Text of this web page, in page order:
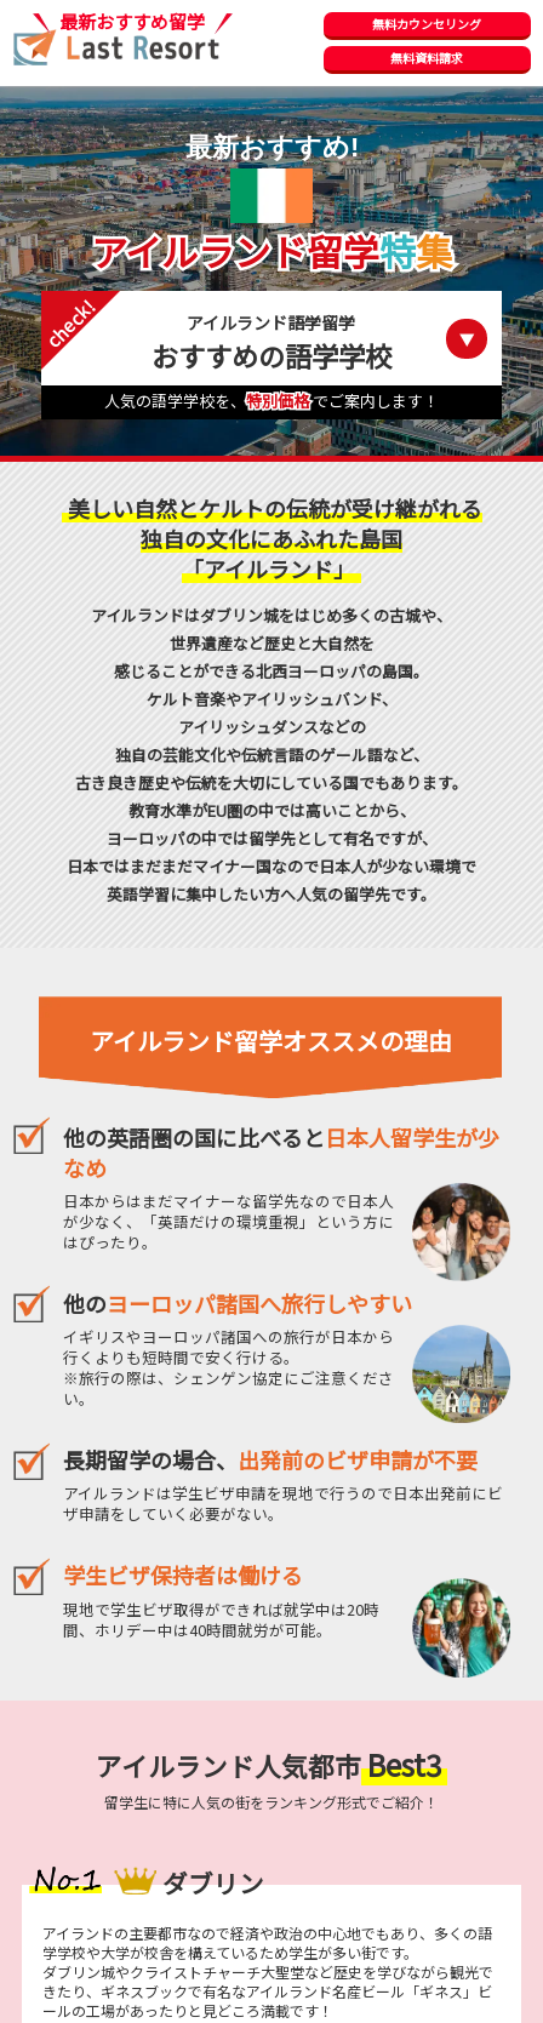
最新おすすめ留学
無料カウンセリング
無料資料請求
最新おすすめ!
アイルランド留学特集
アイルランド語学留学
おすすめの語学学校
人気の語学学校を、特別価格 でご案内します！
美しい自然とケルトの伝統が受け継がれる
独自の文化にあふれた島国
「アイルランド」
アイルランドはダブリン城をはじめ多くの古城や、
世界遺産など歴史と大自然を
感じることができる北西ヨーロッパの島国。
ケルト音楽やアイリッシュバンド、
アイリッシュダンスなどの
独自の芸能文化や伝統言語のゲール語など、
古き良き歴史や伝統を大切にしている国でもあります。
教育水準がEU圏の中では高いことから、
ヨーロッパの中では留学先として有名ですが、
日本ではまだまだマイナー国なので日本人が少ない環境で
英語学習に集中したい方へ人気の留学先です。
アイルランド留学オススメの理由
他の英語圏の国に比べると日本人留学生が少
なめ
日本からはまだマイナーな留学先なので日本人
が少なく、
「英語だけの環境重視」という方に
はぴったり。
他のヨーロッパ諸国へ旅行しやすい
イギリスやヨーロッパ諸国への旅行が日本から
行くよりも短時間で安く行ける。
※旅行の際は、シェンゲン協定にご注意くださ
い。
長期留学の場合、 出発前のビザ申請が不要
アイルランドは学生ビザ申請を現地で行うので日本出発前にビ
ザ申請をしていく必要がない。
学生ビザ保持者は働ける
現地で学生ビザ取得ができれば就学中は20時
間、ホリデー中は40時間就労が可能。
アイルランド人気都市Best3
留学生に特に人気の街をランキング形式でご紹介！
ダブリン
アイランドの主要都市なので経済や政治の中心地でもあり、多くの語
学学校や大学が校舎を構えているため学生が多い街です。
ダブリン城やクライストチャーチ大聖堂など歴史を学びながら観光で
きたり、ギネスブックで有名なアイルランド名産ビール「ギネス」ビ
ールの工場があったりと見どころ満載です！